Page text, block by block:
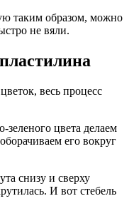
таким образом, можно
не вяли.
весь процесс
зеленого цвета делаем
его вокруг
снизу и сверху
И вот стебель